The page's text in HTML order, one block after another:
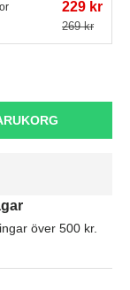
229 kr
269 kr
över 500 kr.